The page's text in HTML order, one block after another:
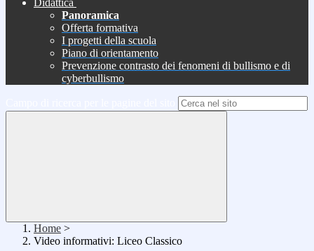
Didattica
Panoramica
Offerta formativa
I progetti della scuola
Piano di orientamento
Prevenzione contrasto dei fenomeni di bullismo e di
cyberbullismo
Home >
Video informativi: Liceo Classico